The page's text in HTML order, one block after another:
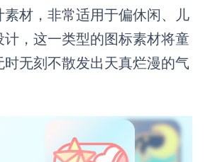
材，非常适用于偏休闲、儿
计，这一类型的图标素材将童
无刻不散发出天真烂漫的气